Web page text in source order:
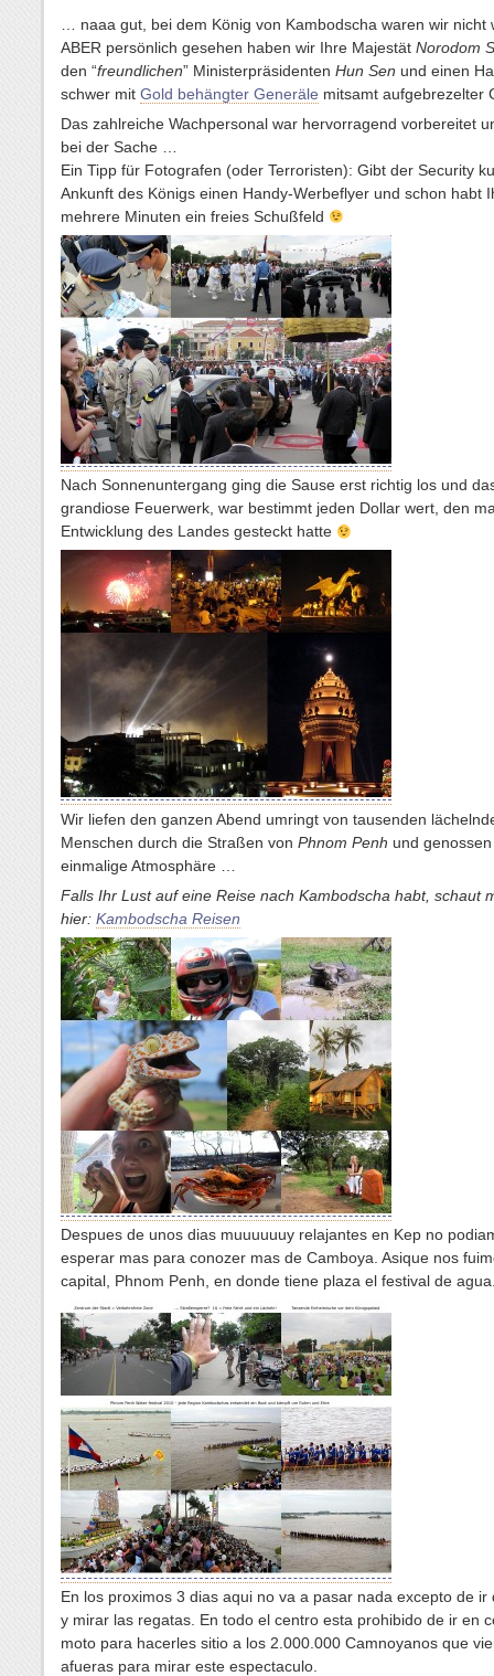
… naaa gut, bei dem König von Kambodscha waren wir nicht
ABER persönlich gesehen haben wir Ihre Majestät Norodom
den “freundlichen” Ministerpräsidenten Hun Sen und einen
schwer mit Gold behängter Generäle mitsamt aufgebrezelter
Das zahlreiche Wachpersonal war hervorragend vorbereitet
bei der Sache …
Ein Tipp für Fotografen (oder Terroristen): Gibt der Security
Ankunft des Königs einen Handy-Werbeflyer und schon habt
mehrere Minuten ein freies Schußfeld
Nach Sonnenuntergang ging die Sause erst richtig los und
grandiose Feuerwerk, war bestimmt jeden Dollar wert, den
Entwicklung des Landes gesteckt hatte
Wir liefen den ganzen Abend umringt von tausenden
Menschen durch die Straßen von Phnom Penh und
einmalige Atmosphäre …
Falls Ihr Lust auf eine Reise nach Kambodscha habt, schaut
hier: Kambodscha Reisen
Despues de unos dias muuuuuuy relajantes en Kep no
esperar mas para conozer mas de Camboya. Asique nos
capital, Phnom Penh, en donde tiene plaza el festival de
En los proximos 3 dias aqui no va a pasar nada excepto de ir
y mirar las regatas. En todo el centro esta prohibido de ir en
moto para hacerles sitio a los 2.000.000 Camnoyanos que
afueras para mirar este espectaculo.